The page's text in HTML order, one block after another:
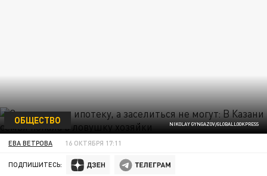
NIKOLAY GYNGAZOV/GLOBALLOOKPRESS
ОБЩЕСТВО
ЕВА ВЕТРОВА 16 ОКТЯБРЯ 17:11
ПОДПИШИТЕСЬ: